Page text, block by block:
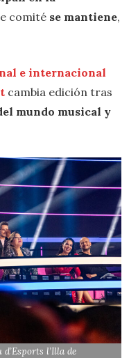
comité se mantiene,
e internacional
cambia edición tras
mundo musical y
l’Illa de